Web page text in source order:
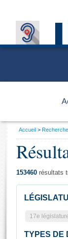
Présidence
Séance
Rôle et
Visiter
Vous
Accueil Recherche
153460 résultats
17e
TYPES DE